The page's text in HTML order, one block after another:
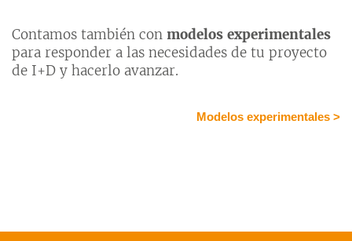
Contamos también con modelos experimentales
para responder a las necesidades de tu proyecto
de I+D y hacerlo avanzar.
Modelos experimentales >